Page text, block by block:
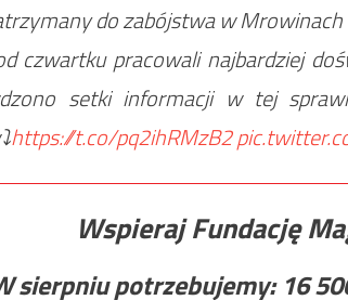
do zabójstwa w Mrowinach
czwartku pracowali najbardziej
setki informacji w tej
https://t.co/pq2ihRMzB2
Wspieraj Fundację
sierpniu potrzebujemy: 16